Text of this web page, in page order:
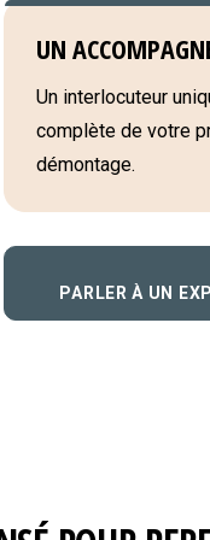
UN
Un interlocuteur
complète de votre
démontage.
PARLER À UN